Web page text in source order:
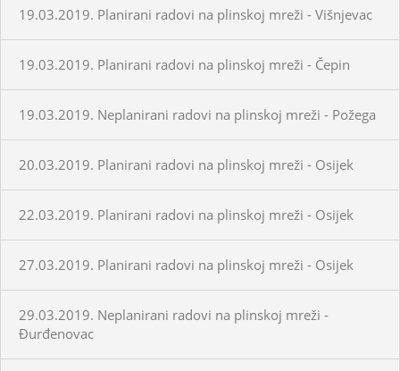
19.03.2019. Planirani radovi na plinskoj mreži - Višnjevac
19.03.2019. Planirani radovi na plinskoj mreži - Čepin
19.03.2019. Neplanirani radovi na plinskoj mreži - Požega
20.03.2019. Planirani radovi na plinskoj mreži - Osijek
22.03.2019. Planirani radovi na plinskoj mreži - Osijek
27.03.2019. Planirani radovi na plinskoj mreži - Osijek
29.03.2019. Neplanirani radovi na plinskoj mreži -
Đurđenovac